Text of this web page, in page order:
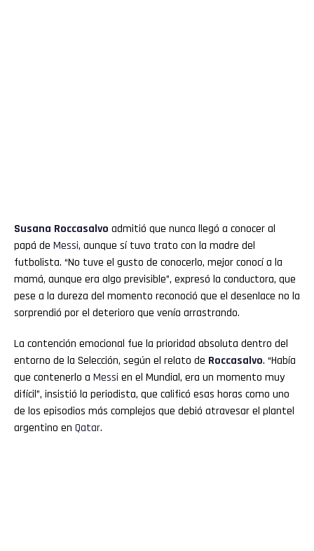
Susana Roccasalvo admitió que nunca llegó a conocer al
papá de Messi, aunque sí tuvo trato con la madre del
futbolista. “No tuve el gusto de conocerlo, mejor conocí a la
mamá, aunque era algo previsible”, expresó la conductora, que
pese a la dureza del momento reconoció que el desenlace no la
sorprendió por el deterioro que venía arrastrando.
La contención emocional fue la prioridad absoluta dentro del
entorno de la Selección, según el relato de Roccasalvo. “Había
que contenerlo a Messi en el Mundial, era un momento muy
difícil”, insistió la periodista, que calificó esas horas como uno
de los episodios más complejos que debió atravesar el plantel
argentino en Qatar.